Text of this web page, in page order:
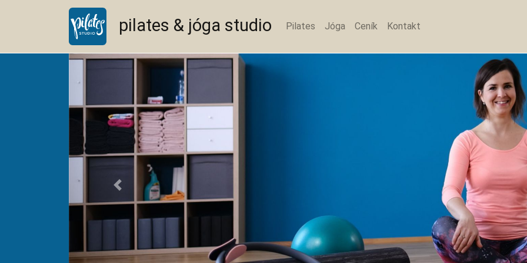
pilates & jóga studio Pilates Jóga Ceník Kontakt
<--